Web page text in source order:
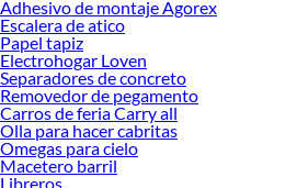
renovación de espacios. ¡Visítanos y descubre todo
ofrecerte!
Encuentra una amplia variedad de productos de
pasto en Sodimac. Encuentra todo lo necesario
renovación y decoración. ¡Visítanos y haz tus ideas
Adhesivo de montaje Agorex
Escalera de atico
Papel tapiz
Electrohogar Loven
Separadores de concreto
Removedor de pegamento
Carros de feria Carry all
Olla para hacer cabritas
Omegas para cielo
Macetero barril
Libreros